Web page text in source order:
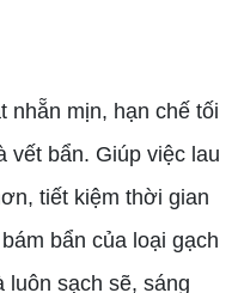
mịn, hạn chế tối
vết bẩn. Giúp việc lau
tiết kiệm thời gian
bẩn của loại gạch
luôn sạch sẽ, sáng